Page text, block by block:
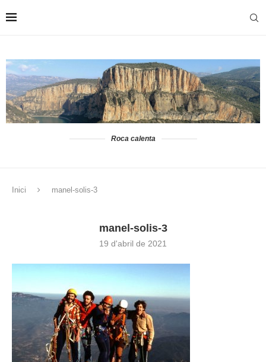
Roca calenta
Inici manel-solis-3
manel-solis-3
19 d'abril de 2021